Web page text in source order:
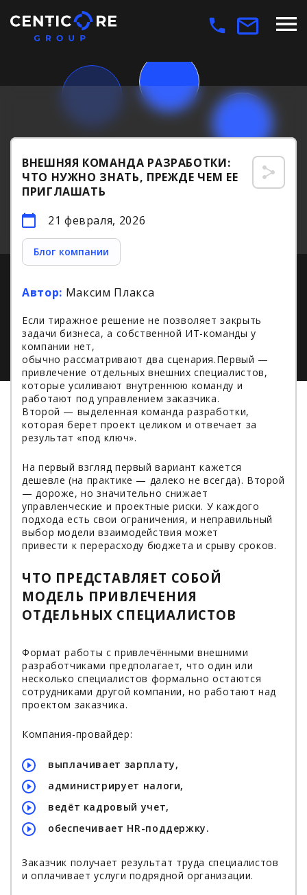
ВНЕШНЯЯ КОМАНДА РАЗРАБОТКИ:
ЧТО НУЖНО ЗНАТЬ, ПРЕЖДЕ ЧЕМ ЕЕ
ПРИГЛАШАТЬ
21 февраля, 2026
Блог компании
Автор: Максим Плакса
Если тиражное решение не позволяет закрыть
задачи бизнеса, а собственной ИТ-команды у
компании нет,
обычно рассматривают два сценария.Первый —
привлечение отдельных внешних специалистов,
которые усиливают внутреннюю команду и
работают под управлением заказчика.
Второй — выделенная команда разработки,
которая берет проект целиком и отвечает за
результат «под ключ».
На первый взгляд первый вариант кажется
дешевле (на практике — далеко не всегда). Второй
— дороже, но значительно снижает
управленческие и проектные риски. У каждого
подхода есть свои ограничения, и неправильный
выбор модели взаимодействия может
привести к перерасходу бюджета и срыву сроков.
ЧТО ПРЕДСТАВЛЯЕТ СОБОЙ
МОДЕЛЬ ПРИВЛЕЧЕНИЯ
ОТДЕЛЬНЫХ СПЕЦИАЛИСТОВ
Формат работы с привлечёнными внешними
разработчиками предполагает, что один или
несколько специалистов формально остаются
сотрудниками другой компании, но работают над
проектом заказчика.
Компания-провайдер:
выплачивает зарплату,
администрирует налоги,
ведёт кадровый учет,
обеспечивает HR-поддержку.
Заказчик получает результат труда специалистов
и оплачивает услуги подрядной организации.